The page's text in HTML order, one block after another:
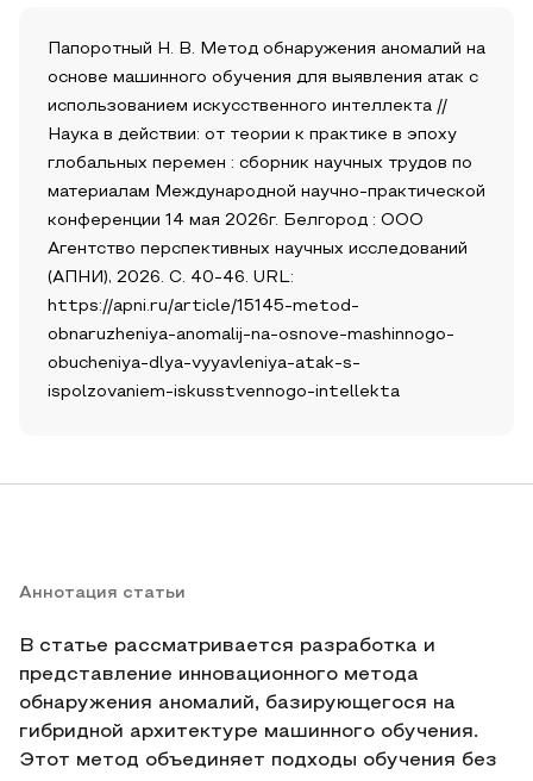
Папоротный Н. В. Метод обнаружения аномалий на
основе машинного обучения для выявления атак с
использованием искусственного интеллекта //
Наука в действии: от теории к практике в эпоху
глобальных перемен : сборник научных трудов по
материалам Международной научно-практической
конференции 14 мая 2026г. Белгород : ООО
Агентство перспективных научных исследований
(АПНИ), 2026. С. 40-46. URL:
https://apni.ru/article/15145-metod-
obnaruzheniya-anomalij-na-osnove-mashinnogo-
obucheniya-dlya-vyyavleniya-atak-s-
ispolzovaniem-iskusstvennogo-intellekta
Аннотация статьи
В статье рассматривается разработка и
представление инновационного метода
обнаружения аномалий, базирующегося на
гибридной архитектуре машинного обучения.
Этот метод объединяет подходы обучения без